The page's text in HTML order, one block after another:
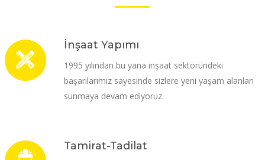
İnşaat Yapımı
1995 yılından bu yana inşaat sektöründeki
başarılarımız sayesinde sizlere yeni yaşam alanları
sunmaya devam ediyoruz.
Tamirat-Tadilat